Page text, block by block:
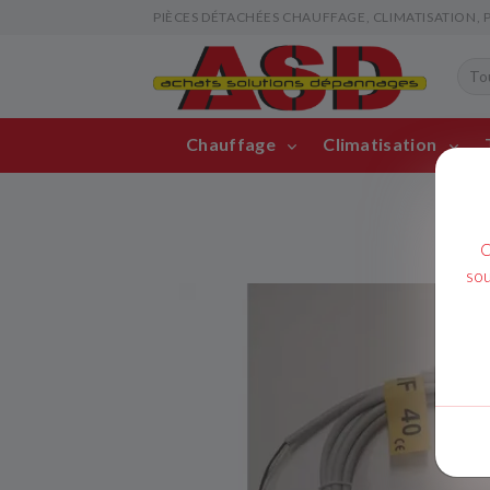
PIÈCES DÉTACHÉES CHAUFFAGE, CLIMATISATION,
Chauffage Climatisation